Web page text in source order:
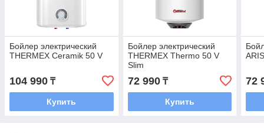
Бойлер электрический
THERMEX Ceramik 50 V
104 990 ₸
Купить
Бойлер электрический
THERMEX Thermo 50 V
Slim
72 990₸
Купить
72